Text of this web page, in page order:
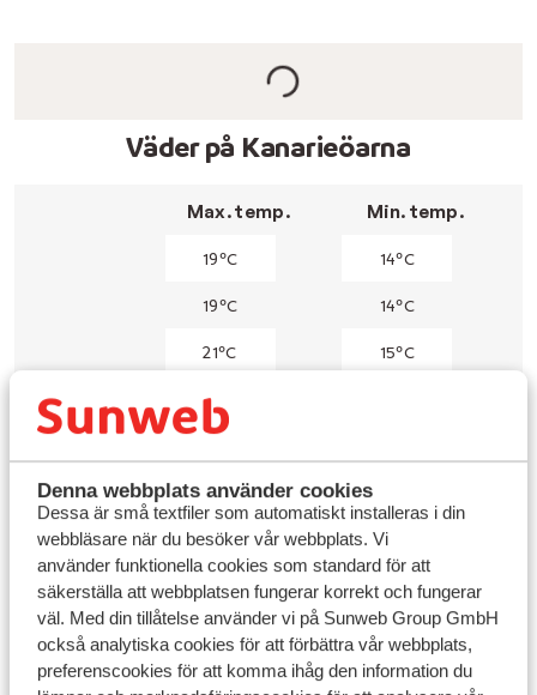
Denna webbplats använder cookies
Dessa är små textfiler som automatiskt installeras i din
webbläsare när du besöker vår webbplats. Vi
använder funktionella cookies som standard för att
säkerställa att webbplatsen fungerar korrekt och fungerar
väl. Med din tillåtelse använder vi på Sunweb Group GmbH
också analytiska cookies för att förbättra vår webbplats,
preferenscookies för att komma ihåg den information du
Väder på Kanarieöarna
Max. temp.
19ºC
19ºC
21ºC
23ºC
25ºC
26ºC
28ºC
26ºC
26ºC
Min. temp.
14ºC
14ºC
15ºC
20ºC
21ºC
20ºC
20ºC